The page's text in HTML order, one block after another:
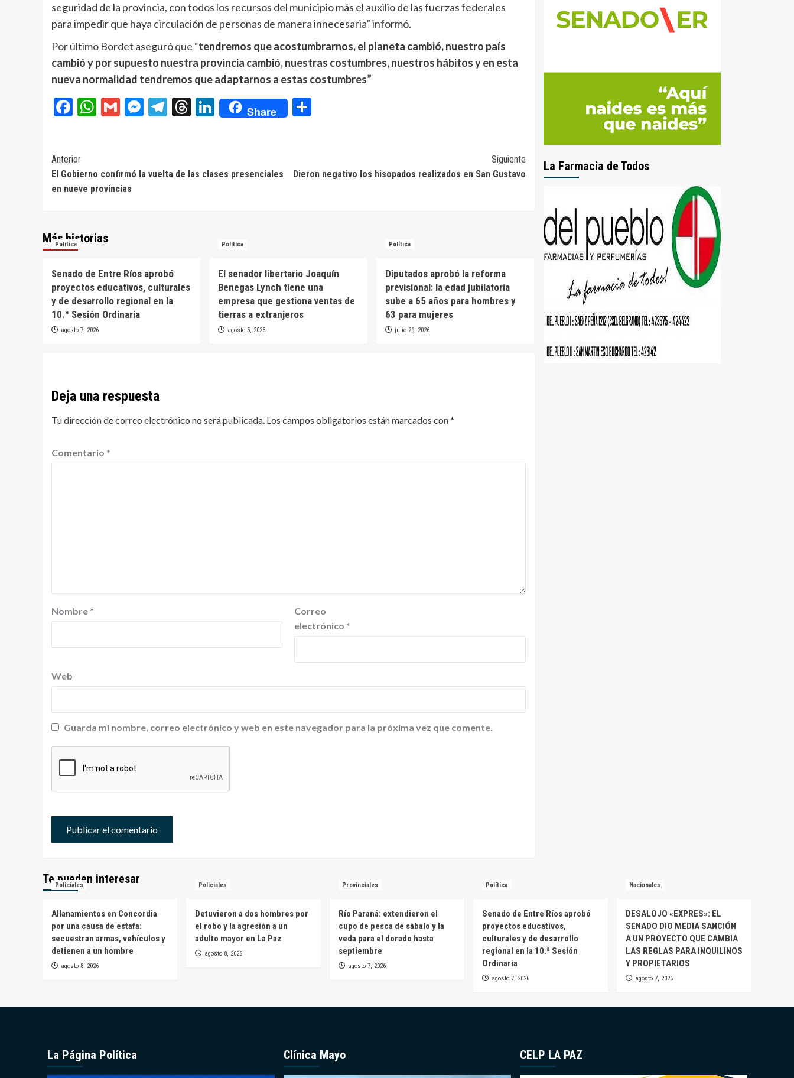
seguridad de la provincia, con todos los recursos del municipio más el auxilio de las fuerzas federales
para impedir que haya circulación de personas de manera innecesaria” informó.
Por último Bordet aseguró que “tendremos que acostumbrarnos, el planeta cambió, nuestro país
cambió y por supuesto nuestra provincia cambió, nuestras costumbres, nuestros hábitos y en esta
nueva normalidad tendremos que adaptarnos a estas costumbres”
Facebook
WhatsApp
GmailMessenger
Telegram
Threads
LinkedIn
Share
Navegación
de
entradas
Anterior
El Gobierno confirmó la vuelta de las clases presenciales
en nueve provincias
Siguiente
Dieron negativo los hisopados realizados en San Gustavo
Más historias
Política
Senado de Entre Ríos aprobó
proyectos educativos, culturales
y de desarrollo regional en la
10.ª Sesión Ordinaria
agosto 7, 2026
Política
El senador libertario Joaquín
Benegas Lynch tiene una
empresa que gestiona ventas de
tierras a extranjeros
agosto 5, 2026
Política
Diputados aprobó la reforma
previsional: la edad jubilatoria
sube a 65 años para hombres y
63 para mujeres
julio 29, 2026
Deja una respuesta
Tu dirección de correo electrónico no será publicada. Los campos obligatorios están marcados con*
Comentario *
Nombre *
Correo
electrónico *
Web
Guarda mi nombre, correo electrónico y web en este navegador para la próxima vez que comente.
La Farmacia de Todos
Te pueden interesar
Policiales
Allanamientos en Concordia
por una causa de estafa:
secuestran armas, vehículos y
detienen a un hombre
agosto 8, 2026
Policiales
Detuvieron a dos hombres por
el robo y la agresión a un
adulto mayor en La Paz
agosto 8, 2026
Provinciales
Río Paraná: extendieron el
cupo de pesca de sábalo y la
veda para el dorado hasta
septiembre
agosto 7, 2026
Política
Senado de Entre Ríos aprobó
proyectos educativos,
culturales y de desarrollo
regional en la 10.ª Sesión
Ordinaria
agosto 7, 2026
Nacionales
DESALOJO «EXPRES»: EL
SENADO DIO MEDIA SANCIÓN
A UN PROYECTO QUE CAMBIA
LAS REGLAS PARA INQUILINOS
Y PROPIETARIOS
agosto 7, 2026
La Página Política Clínica Mayo CELP LA PAZ